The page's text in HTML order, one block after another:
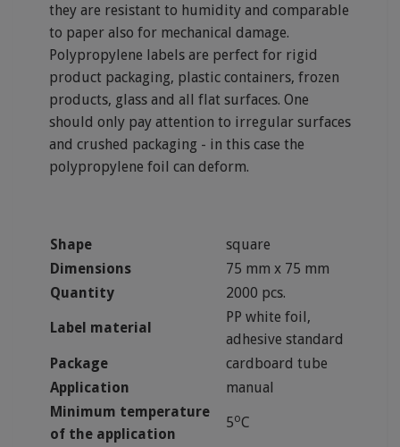
they are resistant to humidity and comparable
to paper also for mechanical damage.
Polypropylene labels are perfect for rigid
product packaging, plastic containers, frozen
products, glass and all flat surfaces. One
should only pay attention to irregular surfaces
and crushed packaging - in this case the
polypropylene foil can deform.
Shape
square
Dimensions
75 mm x 75 mm
Quantity
2000 pcs.
Label material
PP white foil,
adhesive standard
Package
cardboard tube
Application
manual
Minimum temperature
of the application
5oC